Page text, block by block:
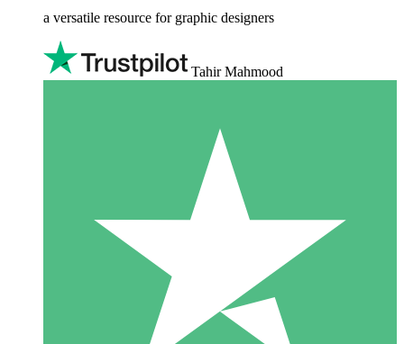
a versatile resource for graphic designers
Tahir Mahmood